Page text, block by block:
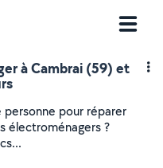
à Cambrai (59) et
personne pour réparer
électroménagers ?